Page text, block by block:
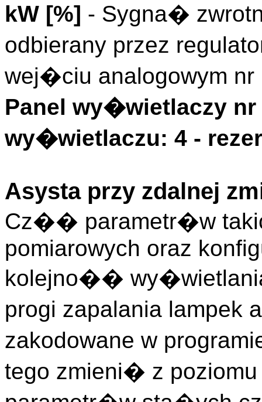
kW [%] - Sygna�
odbierany przez
wej�ciu analogowym nr
Panel wy�wietlaczy nr
wy�wietlaczu: 4 -
Asysta przy zdalnej
Cz�� parametr�w
pomiarowych oraz
kolejno��
progi zapalania lampek
zakodowane w
tego zmieni� z